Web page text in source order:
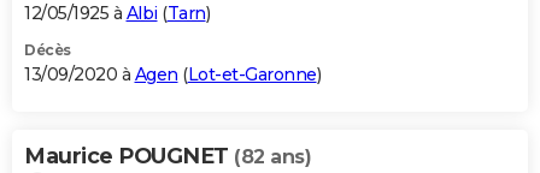
12/05/1925 à Albi (Tarn)
Décès
13/09/2020 à Agen (Lot-et-Garonne)
Maurice POUGNET (82 ans)